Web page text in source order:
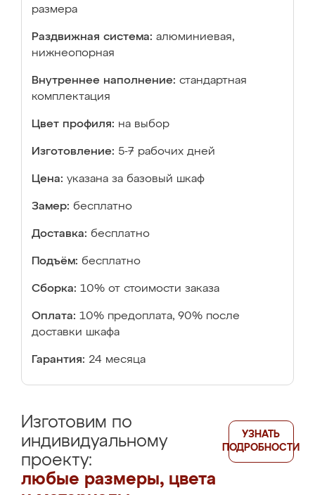
размера
Раздвижная система: алюминиевая,
нижнеопорная
Внутреннее наполнение: стандартная
комплектация
Цвет профиля: на выбор
Изготовление: 5-7 рабочих дней
Цена: указана за базовый шкаф
Замер: бесплатно
Доставка: бесплатно
Подъём: бесплатно
Сборка: 10% от стоимости заказа
Оплата: 10% предоплата, 90% после
доставки шкафа
Гарантия: 24 месяца
Изготовим по
индивидуальному
проекту:
любые размеры, цвета
УЗНАТЬ
ПОДРОБНОСТИ